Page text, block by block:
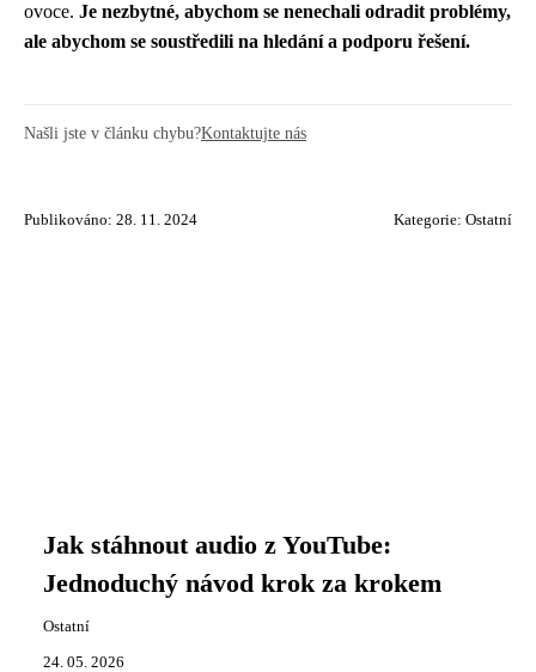
ovoce. Je nezbytné, abychom se nenechali odradit problémy,
ale abychom se soustředili na hledání a podporu řešení.
Našli jste v článku chybu?Kontaktujte nás
Publikováno: 28. 11. 2024 Kategorie: Ostatní
Jak stáhnout audio z YouTube:
Jednoduchý návod krok za krokem
Ostatní
24. 05. 2026